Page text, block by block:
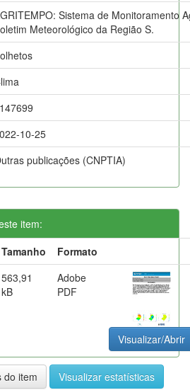
Sistema de Monitoramento
Meteorológico da Região S.
10-25
publicações (CNPTIA)
item:
Tamanho
Formato
563,91
kB
Adobe
PDF
Visualizar/Abrir
do item Visualizar estatísticas